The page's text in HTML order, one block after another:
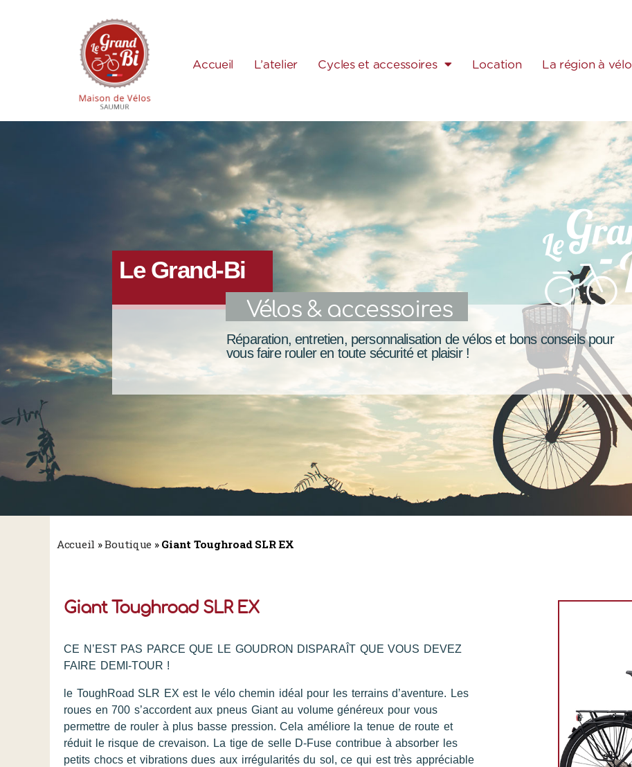
Accueil L’atelier Cycles et accessoires Location La région à vélo
Le Grand-Bi
Vélos & accessoires
Réparation, entretien, personnalisation de vélos et bons conseils pour
vous faire rouler en toute sécurité et plaisir !
Accueil »Boutique » Giant Toughroad SLR EX
Giant Toughroad SLR EX
CE N’EST PAS PARCE QUE LE GOUDRON DISPARAÎT QUE VOUS DEVEZ
FAIRE DEMI-TOUR !
le ToughRoad SLR EX est le vélo chemin idéal pour les terrains d’aventure. Les
roues en 700 s’accordent aux pneus Giant au volume généreux pour vous
permettre de rouler à plus basse pression. Cela améliore la tenue de route et
réduit le risque de crevaison. La tige de selle D-Fuse contribue à absorber les
petits chocs et vibrations dues aux irrégularités du sol, ce qui est très appréciable